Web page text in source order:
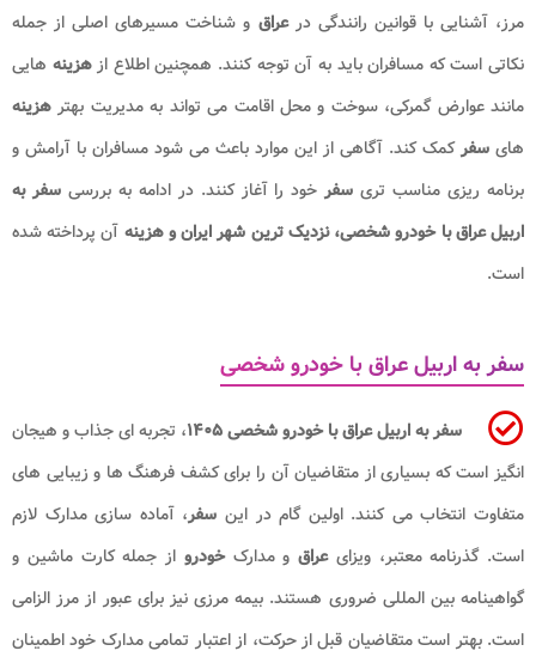
مرز، آشنایی با قوانین رانندگی درعراق و شناخت مسیرهای اصلی از جمله
نکاتی است که مسافران باید به آن توجه کنند. همچنین اطلاع ازهزینه هایی
مانند عوارض گمرکی، سوخت و محل اقامت می تواند به مدیریت بهتر هزینه
های سفرکمک کند. آگاهی از این موارد باعث می شود مسافران با آرامش و
برنامه ریزی مناسب تری سفر خود را آغاز کنند. در ادامه به بررسیسفر به
اربیل عراق با خودرو شخصی، نزدیک ترین شهر ایران و هزینه آن پرداخته شده
است.
سفر به اربیل عراق با خودرو شخصی
سفر به اربیل عراق با خودرو شخصی ۱۴۰۵
، تجربه ای جذاب و هیجان
انگیز است که بسیاری از متقاضیان آن را برای کشف فرهنگ ها و زیبایی های
متفاوت انتخاب می کنند. اولین گام در این سفر، آماده سازی مدارک لازم
است. گذرنامه معتبر، ویزایعراق و مدارکخودرو از جمله کارت ماشین و
گواهینامه بین المللی ضروری هستند. بیمه مرزی نیز برای عبور از مرز الزامی
است. بهتر است متقاضیان قبل از حرکت، از اعتبار تمامی مدارک خود اطمینان